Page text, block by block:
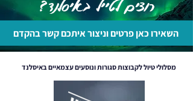
רוצים לטייל באיסלנד?
השאירו כאן פרטים וניצור איתכם קשר בהקדם
מסלולי טיול לקבוצות סגורות ונוסעים עצמאיים באיסלנד